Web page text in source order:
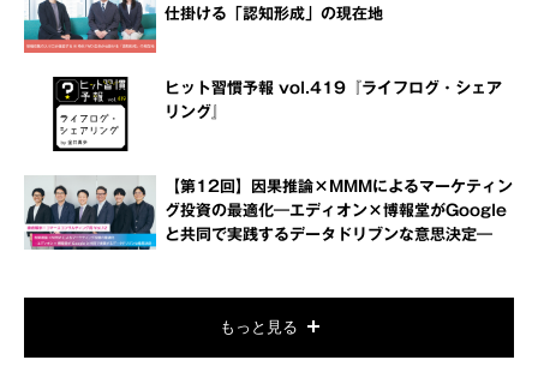
仕掛ける「認知形成」の現在地
ヒット習慣予報 vol.419『ライフログ・シェア
リング』
【第12回】因果推論×MMMによるマーケティン
グ投資の最適化―エディオン×博報堂がGoogle
と共同で実践するデータドリブンな意思決定―
もっと見る